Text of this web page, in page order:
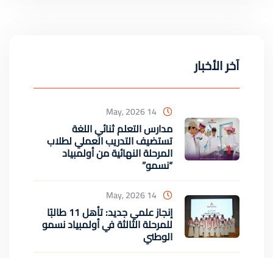
آخر الأخبار
14 May, 2026
مدارس التعلم ثنائي اللغة
تستضيف التدريب العملي لطلاب
المرحلة النهائية من أولمبياد
“نسمو”
14 May, 2026
إنجاز علمي جديد: تأهل 11 طالبًا
للمرحلة الثالثة في أولمبياد نسمو
الوطني